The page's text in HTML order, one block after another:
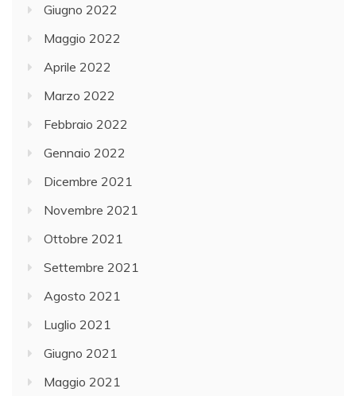
Giugno 2022
Maggio 2022
Aprile 2022
Marzo 2022
Febbraio 2022
Gennaio 2022
Dicembre 2021
Novembre 2021
Ottobre 2021
Settembre 2021
Agosto 2021
Luglio 2021
Giugno 2021
Maggio 2021